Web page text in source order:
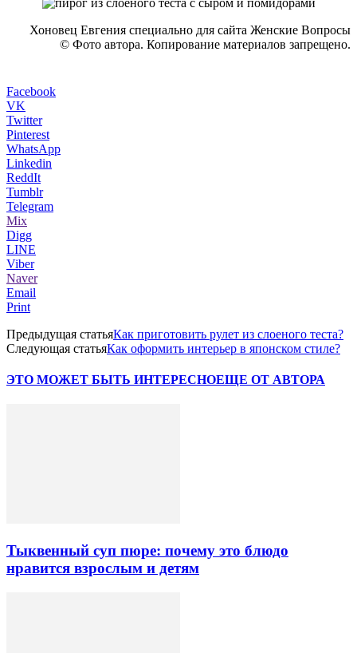
Хоновец Евгения специально для сайта Женские Вопросы
© Фото автора. Копирование материалов запрещено.
Facebook
VK
Twitter
Pinterest
WhatsApp
Linkedin
ReddIt
Tumblr
Telegram
Mix
Digg
LINE
Viber
Naver
Email
Print
Предыдущая статьяКак приготовить рулет из слоеного теста?
Следующая статьяКак оформить интерьер в японском стиле?
ЭТО МОЖЕТ БЫТЬ ИНТЕРЕСНОЕЩЕ ОТ АВТОРА
Тыквенный суп пюре: почему это блюдо
нравится взрослым и детям